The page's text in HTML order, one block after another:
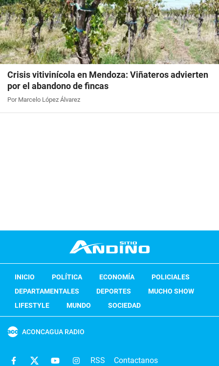
Crisis vitivinícola en Mendoza: Viñateros advierten
por el abandono de fincas
Por Marcelo López Álvarez
INICIO POLÍTICA ECONOMÍA
POLICIALES
DEPARTAMENTALES
DEPORTES
MUCHO SHOW
LIFESTYLE
MUNDO SOCIEDAD
ACONCAGUA RADIO
RSS Contactanos